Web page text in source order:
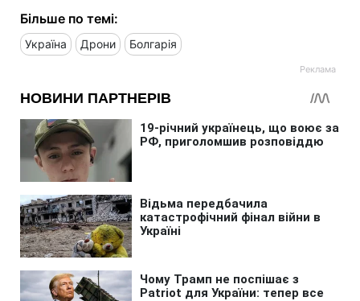
Більше по темі:
Україна Дрони Болгарія